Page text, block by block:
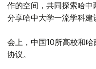
作的空间，共同探索哈
分享哈中大学一流学科建
会上，中国10所高校和
协议。